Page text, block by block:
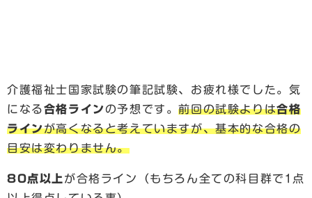
介護福祉士国家試験の筆記試験、お疲れ様でした。気
になる合格ラインの予想です。前回の試験よりは合格
ラインが高くなると考えていますが、基本的な合格の
目安は変わりません。
80点以上 が合格ライン（もちろん全ての科目群で1点